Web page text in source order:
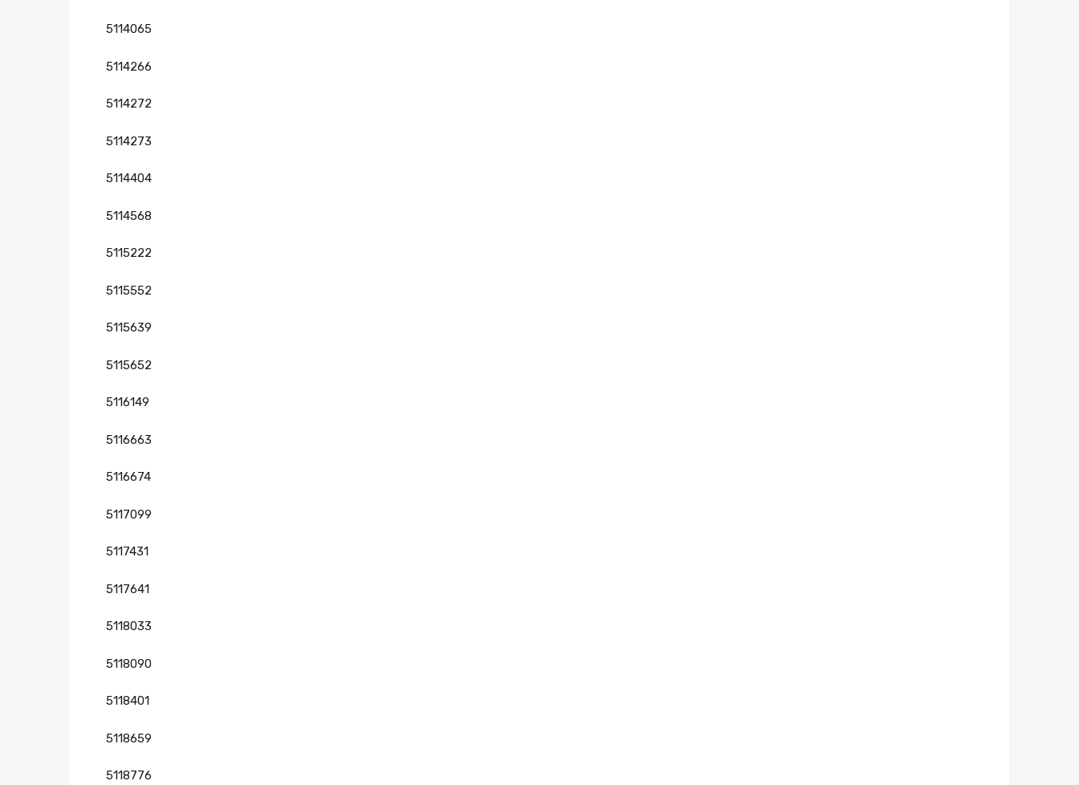
5114065
5114266
5114272
5114273
5114404
5114568
5115222
5115552
5115639
5115652
5116149
5116663
5116674
5117099
5117431
5117641
5118033
5118090
5118401
5118659
5118776